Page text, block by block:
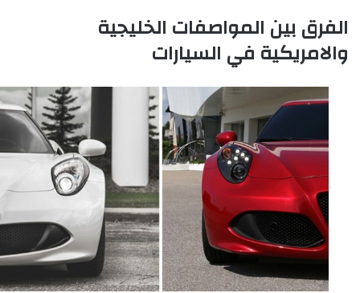
الفرق بين المواصفات الخليجية
والامريكية في السيارات